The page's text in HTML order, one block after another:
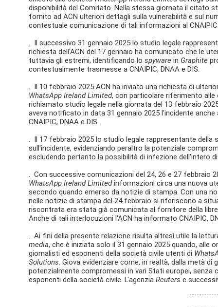
disponibilità del Comitato. Nella stessa giornata il citato
fornito ad ACN ulteriori dettagli sulla vulnerabilità e sul
contestuale comunicazione di tali informazioni al
. Il successivo 31 gennaio 2025 lo studio legale
richiesta dell'ACN del 17 gennaio ha comunicato che le
tuttavia gli estremi, identificando lospyware in Graphite
contestualmente trasmesse a CNAIPIC, DNAA e DIS.
. Il 10 febbraio 2025 ACN ha inviato una richiesta di
WhatsApp Ireland Limited, con particolare riferimento
richiamato studio legale nella giornata del 13 febbraio
aveva notificato in data 31 gennaio 2025 l'incidente
CNAIPIC, DNAA e DIS.
. Il 17 febbraio 2025 lo studio legale rappresentante della
sull'incidente, evidenziando peraltro la potenziale
escludendo pertanto la possibilità di infezione dell'intero
. Con successive comunicazioni del 24, 26 e 27 febbraio
WhatsApp Ireland Limitedinformazioni circa una nuova
secondo quando emerso da notizie di stampa. Con una
nelle notizie di stampa del 24 febbraio si riferiscono a
riscontrata era stata già comunicata al fornitore della
Anche di tali interlocuzioni l'ACN ha informato CNAIPIC,
. Ai fini della presente relazione risulta altresì utile la
media, che è iniziata solo il 31 gennaio 2025 quando, alle
giornalisti ed esponenti della società civile utenti di
Solutions. Giova evidenziare come, in realtà, dalla metà di
potenzialmente compromessi in vari Stati europei,
esponenti della società civile. L'agenziaReuters e